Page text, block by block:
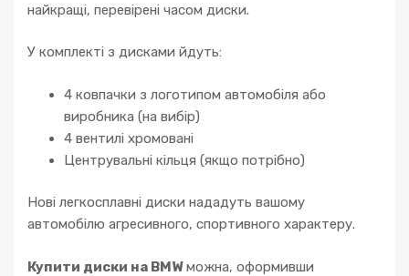
найкращі, перевірені часом диски.
У комплекті з дисками йдуть:
4 ковпачки з логотипом автомобіля або
виробника (на вибір)
4 вентилі хромовані
Центрувальні кільця (якщо потрібно)
Нові легкосплавні диски нададуть вашому
автомобілю агресивного, спортивного характеру.
Купити диски на BMWможна, оформивши